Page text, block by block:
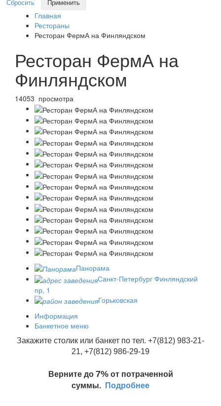
Сбросить Применить
Главная
Рестораны
Ресторан ФермА на Финляндском
Ресторан ФермА на
Финляндском
14053 просмотра
Панорама
Санкт-Петербург Финляндский
пр, 1
Горьковская
Информация
Банкетное меню
Закажите столик или банкет по тел. +7(812) 983-21-
21, +7(812) 986-29-19
Верните до 7%от потраченной
суммы.
Подробнее